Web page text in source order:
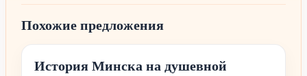
Похожие предложения
История Минска на душевной